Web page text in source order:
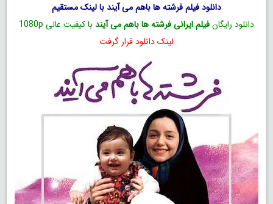
دانلود فیلم فرشته ها باهم می آیند با لینک مستقیم
دانلود رایگانفیلم ایرانی فرشته ها باهم می آیند با کیفیت عالی 1080p
لینک دانلود قرار گرفت